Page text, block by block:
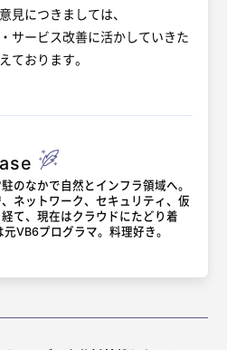
見につきましては、
サービス改善に活かしていきた
ております。
のなかで自然とインフラ領域へ。
ネットワーク、セキュリティ、仮
て、現在はクラウドにたどり着
元VB6プログラマ。料理好き。